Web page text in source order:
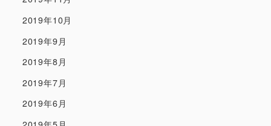
2019年10月
2019年9月
2019年8月
2019年7月
2019年6月